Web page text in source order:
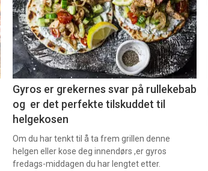
nå
-
2
Gyros er grekernes svar på rullekebab
og er det perfekte tilskuddet til
helgekosen
Om du har tenkt til å ta frem grillen denne
helgen eller kose deg innendørs ,er gyros
fredags-middagen du har lengtet etter.